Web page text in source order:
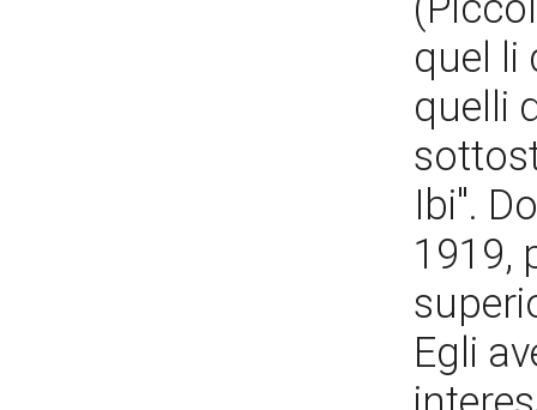
quel li
quelli
Ibi".
1919,
Egli